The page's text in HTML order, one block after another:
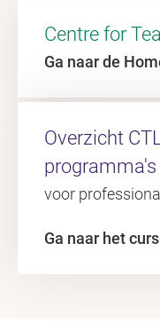
Centre for
Ga naar de
Overzicht
programma's
voor
Ga naar het